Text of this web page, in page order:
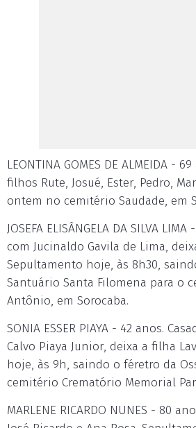
LEONTINA GOMES DE ALMEIDA -
filhos Rute, Josué, Ester, Pedro,
ontem no cemitério Saudade, em
JOSEFA ELISÂNGELA DA SILVA
com Jucinaldo Gavila de Lima,
Sepultamento hoje, às 8h30,
Santuário Santa Filomena para o
Antônio, em Sorocaba.
SONIA ESSER PIAYA - 42 anos.
Calvo Piaya Junior, deixa a filha
hoje, às 9h, saindo o féretro da
cemitério Crematório Memorial
MARLENE RICARDO NUNES - 80